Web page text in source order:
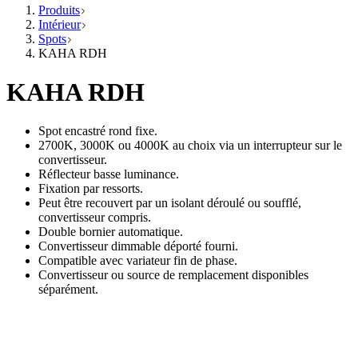
Produits
Intérieur
Spots
KAHA RDH
KAHA RDH
Spot encastré rond fixe.
2700K, 3000K ou 4000K au choix via un interrupteur sur le
convertisseur.
Réflecteur basse luminance.
Fixation par ressorts.
Peut être recouvert par un isolant déroulé ou soufflé,
convertisseur compris.
Double bornier automatique.
Convertisseur dimmable déporté fourni.
Compatible avec variateur fin de phase.
Convertisseur ou source de remplacement disponibles
séparément.